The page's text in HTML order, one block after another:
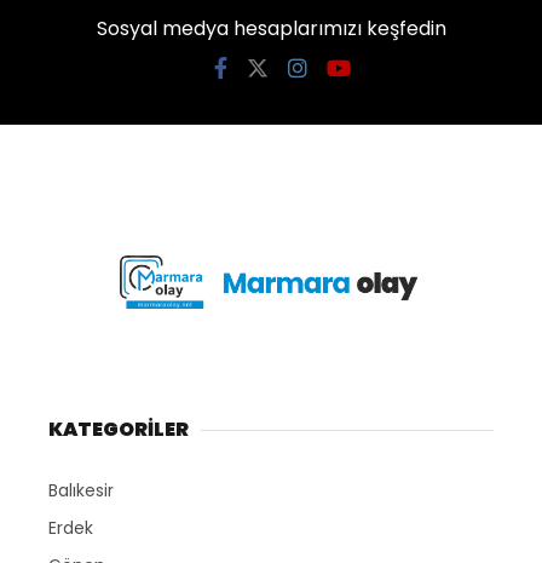
Sosyal medya hesaplarımızı keşfedin
KATEGORİLER
Balıkesir
Erdek